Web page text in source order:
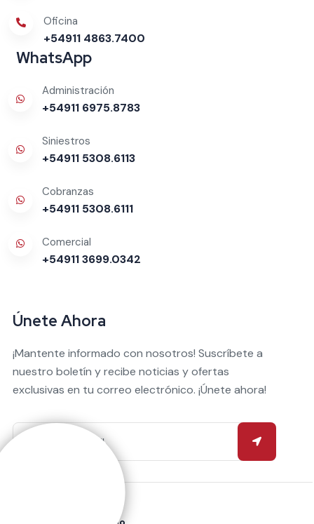
Oficina
+54911 4863.7400
WhatsApp
Administración
+54911 6975.8783
Siniestros
+54911 5308.6113
Cobranzas
+54911 5308.6111
Comercial
+54911 3699.0342
Únete Ahora
¡Mantente informado con nosotros! Suscríbete a
nuestro boletín y recibe noticias y ofertas
exclusivas en tu correo electrónico. ¡Únete ahora!